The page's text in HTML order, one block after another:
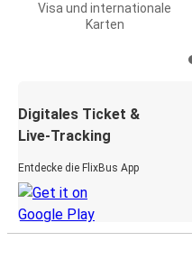
Visa und internationale
Karten
Digitales Ticket &
Live-Tracking
Entdecke die FlixBus App